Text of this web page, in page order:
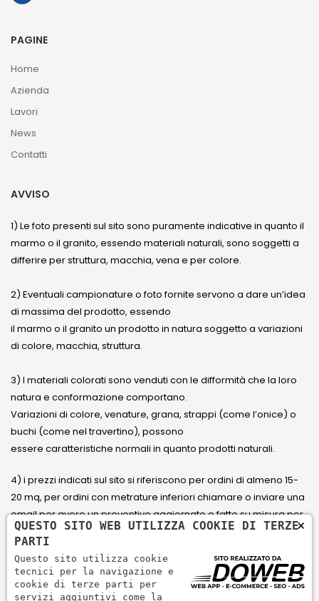
PAGINE
Home
Azienda
Lavori
News
Contatti
AVVISO
1) Le foto presenti sul sito sono puramente indicative in quanto il
marmo o il granito, essendo materiali naturali, sono soggetti a
differire per struttura, macchia, vena e per colore.
2) Eventuali campionature o foto fornite servono a dare un’idea
di massima del prodotto, essendo
il marmo o il granito un prodotto in natura soggetto a variazioni
di colore, macchia, struttura.
3) I materiali colorati sono venduti con le difformità che la loro
natura e conformazione comportano.
Variazioni di colore, venature, grana, strappi (come l’onice) o
buchi (come nel travertino), possono
essere caratteristiche normali in quanto prodotti naturali.
4) i prezzi indicati sul sito si riferiscono per ordini di almeno 15-
20 mq, per ordini con metrature inferiori chiamare o inviare una
email per avere un preventivo aggiornato e fatto su misura per
il cliente.
5) Paga con Carta di credito Visa, Visa Electron, Maestro,
Mastercard tramite il circuito PayPal. PayPal serve per pagare,
×
QUESTO SITO WEB UTILIZZA COOKIE DI TERZE
PARTI
Questo sito utilizza cookie
tecnici per la navigazione e
cookie di terze parti per
servizi aggiuntivi come la